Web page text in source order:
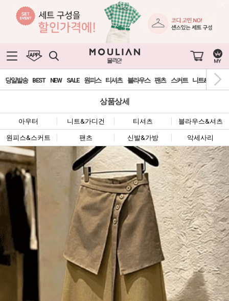
당일발송 BEST NEW SALE 원피스 티셔츠 블라우스 팬츠 스커트 니트&가디건
상품상세
아우터 니트&가디건 티셔츠 블라우스&셔츠
원피스&스커트 팬츠 신발&가방 악세사리